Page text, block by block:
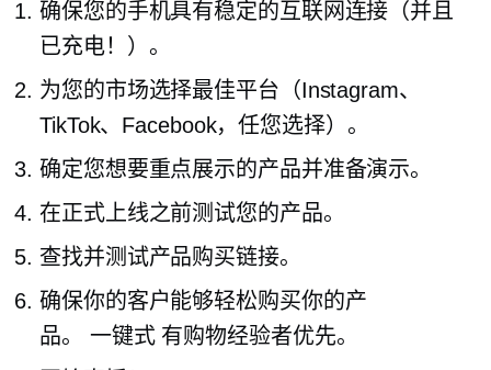
确保您的手机具有稳定的互联网连接（并且
已充电！）。
为您的市场选择最佳平台（Instagram、
TikTok、Facebook，任您选择）。
确定您想要重点展示的产品并准备演示。
在正式上线之前测试您的产品。
查找并测试产品购买链接。
确保你的客户能够轻松购买你的产
品。 一键式有购物经验者优先。